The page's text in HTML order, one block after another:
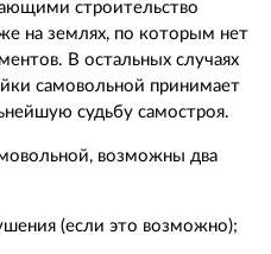
строительство
на землях, по которым нет
В остальных случаях
самовольной принимает
судьбу самостроя.
возможны два
(если это возможно);